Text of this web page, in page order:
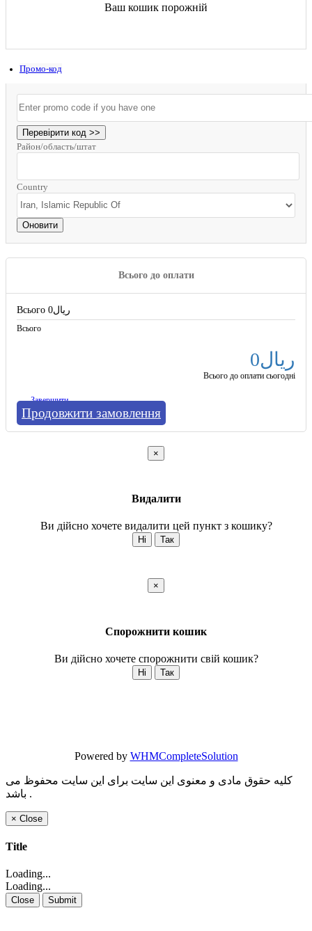
Ваш кошик порожній
Промо-код
Перевірити код >>
Район/область/штат
Country
Оновити
Всього до оплати
Всього 0ریال
Всього
0ریال
Всього до оплати сьогодні
Завершити
Продовжити замовлення
×
Видалити
Ви дійсно хочете видалити цей пункт з кошику?
Ні Так
×
Спорожнити кошик
Ви дійсно хочете спорожнити свій кошик?
Ні Так
Powered by WHMCompleteSolution
کلیه حقوق مادی و معنوی این سایت برای این سایت محفوظ می
باشد .
× Close
Title
Loading...
Loading...
Close Submit